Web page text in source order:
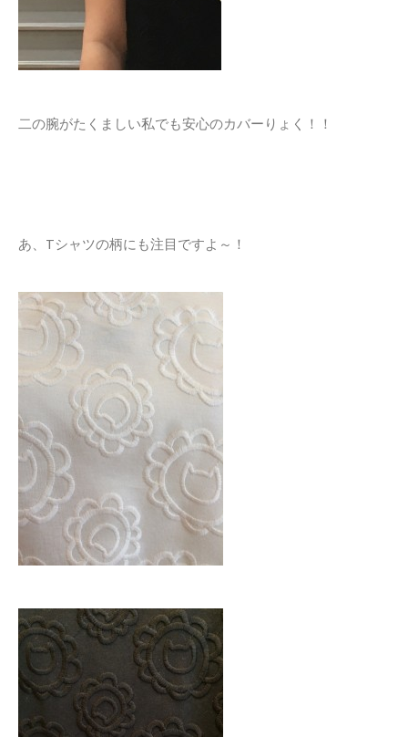
二の腕がたくましい私でも安心のカバーりょく！！
あ、Tシャツの柄にも注目ですよ～！